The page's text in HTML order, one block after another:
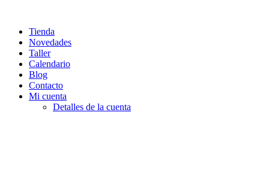
Tienda
Novedades
Taller
Calendario
Blog
Contacto
Mi cuenta
Detalles de la cuenta